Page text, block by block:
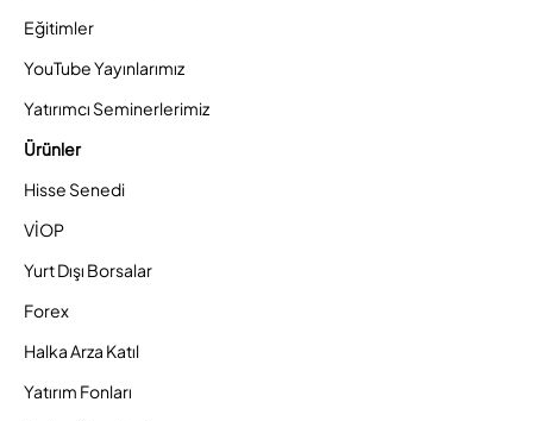
Eğitimler
YouTube Yayınlarımız
Yatırımcı Seminerlerimiz
Ürünler
Hisse Senedi
VİOP
Yurt Dışı Borsalar
Forex
Halka Arza Katıl
Yatırım Fonları